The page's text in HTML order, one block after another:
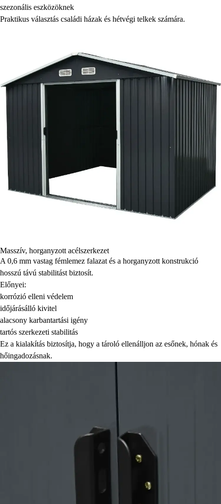
szezonális eszközöknek
Praktikus választás családi házak és hétvégi telkek számára.
Masszív, horganyzott acélszerkezet
A 0,6 mm vastag fémlemez falazat és a horganyzott konstrukció
hosszú távú stabilitást biztosít.
Előnyei:
korrózió elleni védelem
időjárásálló kivitel
alacsony karbantartási igény
tartós szerkezeti stabilitás
Ez a kialakítás biztosítja, hogy a tároló ellenálljon az esőnek, hónak és
hőingadozásnak.